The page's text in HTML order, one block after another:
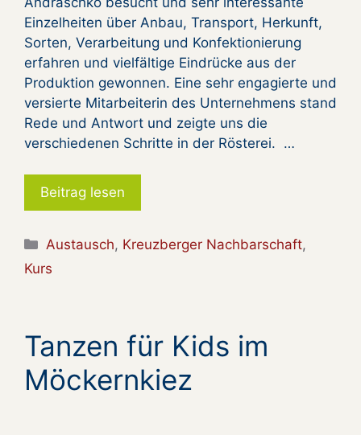
Einzelheiten über Anbau, Transport, Herkunft,
Sorten, Verarbeitung und Konfektionierung
erfahren und vielfältige Eindrücke aus der
Produktion gewonnen. Eine sehr engagierte und
versierte Mitarbeiterin des Unternehmens stand
Rede und Antwort und zeigte uns die
verschiedenen Schritte in der Rösterei. …
Beitrag lesen
Kategorien
Austausch, Kreuzberger Nachbarschaft,
Kurs
Tanzen für Kids im
Möckernkiez